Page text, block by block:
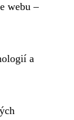
webu –
a